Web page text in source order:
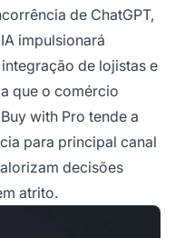
de ChatGPT,
impulsionará
de lojistas e
que o comércio
with Pro tende a
para principal canal
decisões
atrito.